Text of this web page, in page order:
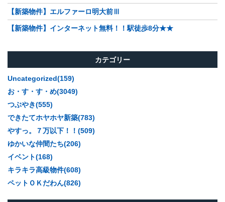
【新築物件】エルファーロ明大前Ⅲ
【新築物件】インターネット無料！！駅徒歩8分★★
カテゴリー
Uncategorized(159)
お・す・す・め(3049)
つぶやき(555)
できたてホヤホヤ新築(783)
やすっ。７万以下！！(509)
ゆかいな仲間たち(206)
イベント(168)
キラキラ高級物件(608)
ペットＯＫだわん(826)